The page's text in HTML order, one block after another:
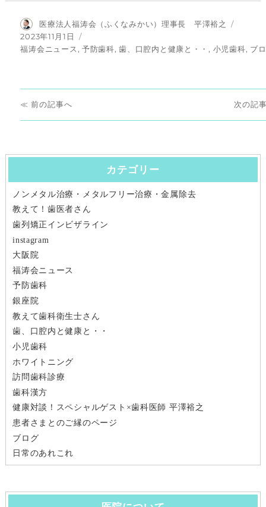
投
稿
者
医療法人福涛会（ふくなみかい）理事長 平澤裕之
投
稿
2023年11月1日
カ
福涛会ニュース , 予防歯科,歯、口腔内と健康と・・ , 小児歯科, ブ
投
稿
ナ
ゲ
ー
シ
ョ
ン
前
前
投
次
次
投
稿:
カテゴリー
ノンメタル治療・メタルフリー治療・金属除去
教えて！歯医者さん
歯列矯正インビザライン
instagram
大阪院
福涛会ニュース
予防歯科
銀座院
教えて歯科衛生士さん
歯、口腔内と健康と・・
小児歯科
ホワイトニング
訪問歯科診療
歯科漢方
健康対談！スペシャルゲスト×歯科医師 平澤裕之
患者さまとのご縁のページ
ブログ
日常のあれこれ